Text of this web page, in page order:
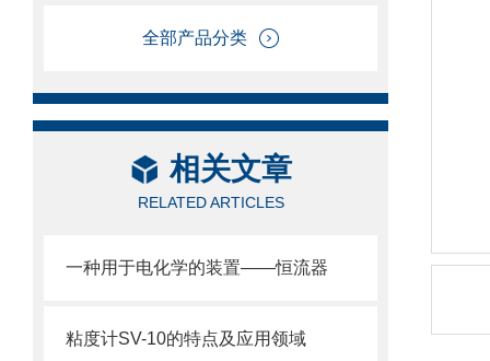
全部产品分类
相关文章
RELATED ARTICLES
一种用于电化学的装置——恒流器
粘度计SV-10的特点及应用领域